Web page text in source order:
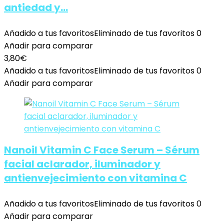
antiedad y…
Añadido a tus favoritosEliminado de tus favoritos0
Añadir para comparar
3,80€
Añadido a tus favoritosEliminado de tus favoritos0
Añadir para comparar
Nanoil Vitamin C Face Serum – Sérum
facial aclarador, iluminador y
antienvejecimiento con vitamina C
Añadido a tus favoritosEliminado de tus favoritos0
Añadir para comparar